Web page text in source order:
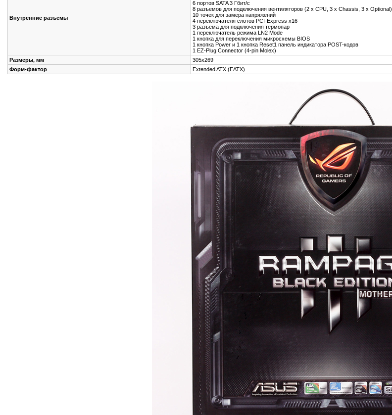
Внутренние разъемы
6 портов SATA 3 Гбит/с
8 разъемов для подключения вентиляторов (2 x CPU, 3 x Chassis, 3 x Optional)
10 точек для замера напряжений
4 переключателя слотов PCI-Express x16
3 разъема для подключения термопар
1 переключатель режима LN2 Mode
1 кнопка для переключения микросхемы BIOS
1 кнопка Power и 1 кнопка Reset1 панель индикатора POST-кодов
1 EZ-Plug Connector (4-pin Molex)
Размеры, мм
305х269
Форм-фактор
Extended ATX (EATX)